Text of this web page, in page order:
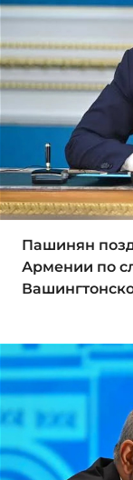
Пашинян
Армении по